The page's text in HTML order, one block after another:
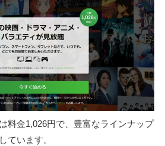
料金1,026円で、豊富なラインナップ
ています。